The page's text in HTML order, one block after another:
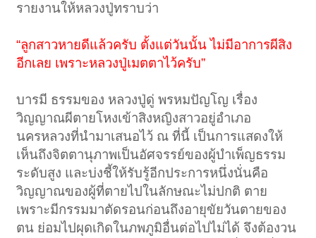
รายงานให้หลวงปู่ทราบว่า
“ลูกสาวหายดีแล้วครับ ตั้งแต่วันนั้น ไม่มีอาการผีสิง
อีกเลย เพราะหลวงปู่เมตตาไว้ครับ”
บารมี ธรรมของ หลวงปู่ดู่ พรหมปัญโญ เรื่อง
วิญญาณผีตายโหงเข้าสิงหญิงสาวอยู่อำเภอ
นครหลวงที่นำมาเสนอไว้ ณ ที่นี้ เป็นการแสดงให้
เห็นถึงจิตตานุภาพเป็นอัศจรรย์ของผู้บำเพ็ญธรรม
ระดับสูง และบ่งชี้ให้รับรู้อีกประการหนึ่งนั่นคือ
วิญญาณของผู้ที่ตายไปในลักษณะไม่ปกติ ตาย
เพราะมีกรรมมาตัดรอนก่อนถึงอายุขัยวันตายของ
ตน ย่อมไปผุดเกิดในภพภูมิอื่นต่อไปไม่ได้ จึงต้องวน